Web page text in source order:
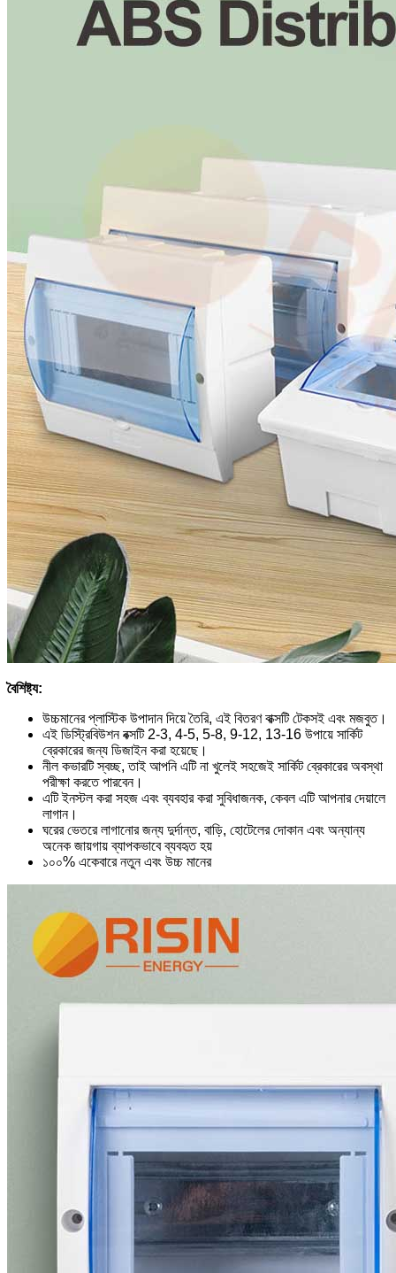
বৈশিষ্ট্য:
উচ্চমানের প্লাস্টিক উপাদান দিয়ে তৈরি, এই বিতরণ বাক্সটি টেকসই এবং মজবুত।
এই ডিস্ট্রিবিউশন বক্সটি 2-3, 4-5, 5-8, 9-12, 13-16 উপায়ে সার্কিট
ব্রেকারের জন্য ডিজাইন করা হয়েছে।
নীল কভারটি স্বচ্ছ, তাই আপনি এটি না খুলেই সহজেই সার্কিট ব্রেকারের অবস্থা
পরীক্ষা করতে পারবেন।
এটি ইনস্টল করা সহজ এবং ব্যবহার করা সুবিধাজনক, কেবল এটি আপনার দেয়ালে
লাগান।
ঘরের ভেতরে লাগানোর জন্য দুর্দান্ত, বাড়ি, হোটেলের দোকান এবং অন্যান্য
অনেক জায়গায় ব্যাপকভাবে ব্যবহৃত হয়
১০০% একেবারে নতুন এবং উচ্চ মানের